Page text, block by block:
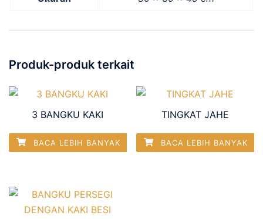
Produk-produk terkait
3 BANGKU KAKI
BACA LEBIH BANYAK
TINGKAT JAHE
BACA LEBIH BANYAK